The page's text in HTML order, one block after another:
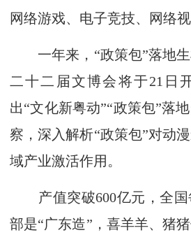
网络游戏、电子竞技、网络视
一年来，“政策包”落地生
二十二届文博会将于21日
出“文化新粤动”“政策包”落
察，深入解析“政策包”对动
域产业激活作用。
产值突破600亿元，全国
部是“广东造”，喜羊羊、猪